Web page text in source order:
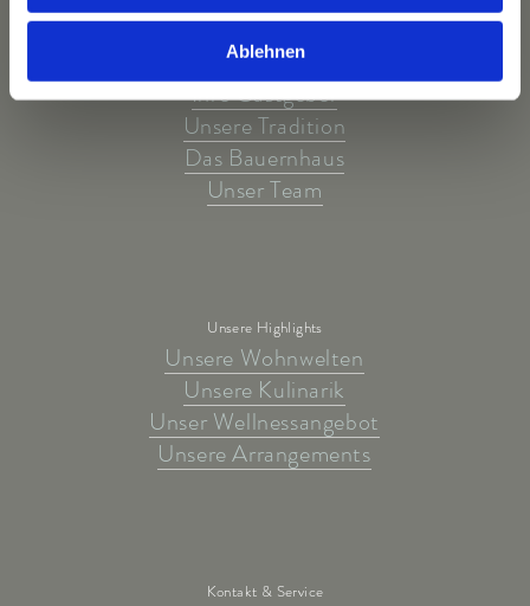
Ablehnen
Das Hotel
Ihre Gastgeber
Unsere Tradition
Das Bauernhaus
Unser Team
Unsere Highlights
Unsere Wohnwelten
Unsere Kulinarik
Unser Wellnessangebot
Unsere Arrangements
Kontakt & Service